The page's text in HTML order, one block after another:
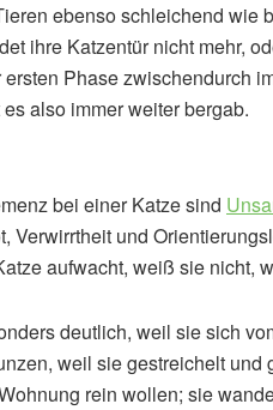
ebenso schleichend wie
ihre Katzentür nicht mehr,
Phase zwischendurch
also immer weiter bergab.
bei einer Katze sind
Verwirrtheit und
aufwacht, weiß sie nicht,
deutlich, weil sie sich
weil sie gestreichelt
rein wollen; sie